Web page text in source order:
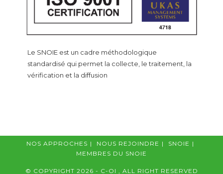
Le SNOIE est un cadre méthodologique
standardisé qui permet la collecte, le traitement, la
vérification et la diffusion
NOS APPROCHES NOUS REJOINDRE
SNOIE
MEMBRES DU SNOIE
© COPYRIGHT 2026 - C-OI , ALL RIGHT RESERVED